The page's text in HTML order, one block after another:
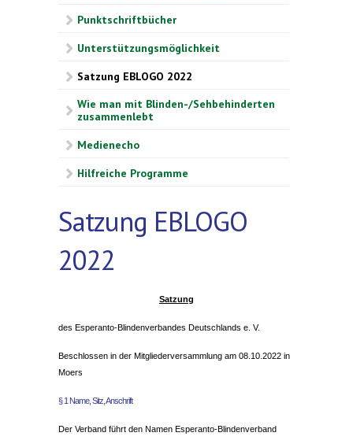
Punktschriftbücher
Unterstützungsmöglichkeit
Satzung EBLOGO 2022
Wie man mit Blinden-/Sehbehinderten
zusammenlebt
Medienecho
Hilfreiche Programme
Satzung EBLOGO
2022
Satzung
des Esperanto-Blindenverbandes Deutschlands e. V.
Beschlossen in der Mitgliederversammlung am 08.10.2022 in
Moers
§ 1 Name, Sitz, Anschrift
Der Verband führt den Namen Esperanto-Blindenverband